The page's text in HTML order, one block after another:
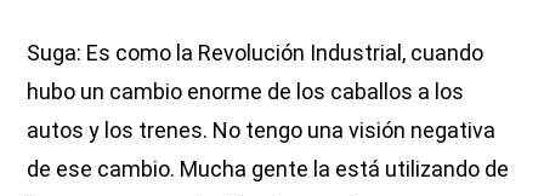
Suga: Es como la Revolución Industrial, cuando
hubo un cambio enorme de los caballos a los
autos y los trenes. No tengo una visión negativa
de ese cambio. Mucha gente la está utilizando de